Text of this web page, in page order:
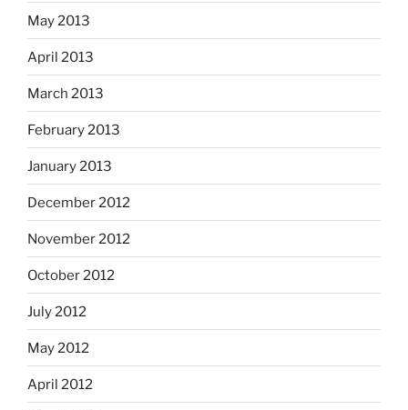
May 2013
April 2013
March 2013
February 2013
January 2013
December 2012
November 2012
October 2012
July 2012
May 2012
April 2012